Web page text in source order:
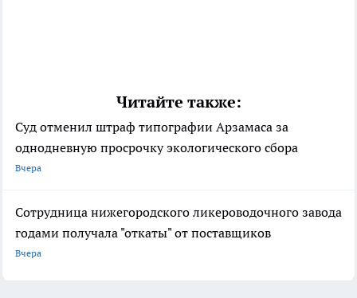
Читайте также:
Суд отменил штраф типографии Арзамаса за
однодневную просрочку экологического сбора
Вчера
Сотрудница нижегородского ликероводочного завода
годами получала "откаты" от поставщиков
Вчера